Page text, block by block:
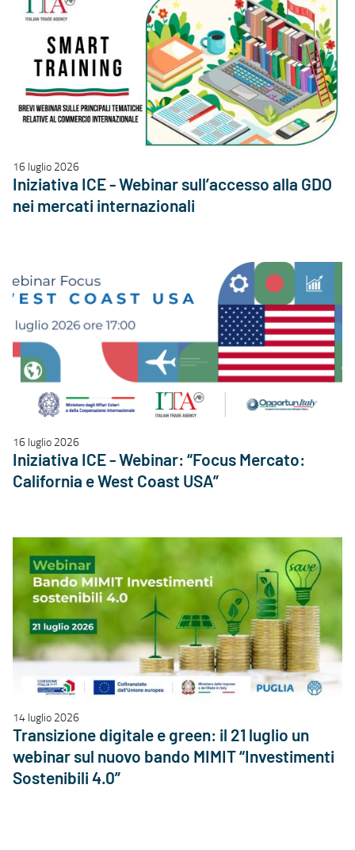
16 luglio 2026
Iniziativa ICE - Webinar sull’accesso alla GDO
nei mercati internazionali
16 luglio 2026
Iniziativa ICE - Webinar: “Focus Mercato:
California e West Coast USA”
14 luglio 2026
Transizione digitale e green: il 21 luglio un
webinar sul nuovo bando MIMIT “Investimenti
Sostenibili 4.0”